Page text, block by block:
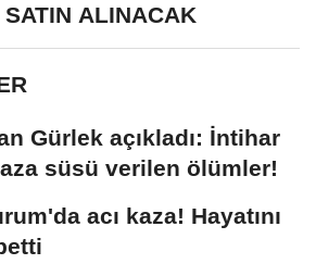
ALINACAK
Gürlek açıkladı: İntihar
süsü verilen ölümler!
acı kaza! Hayatını